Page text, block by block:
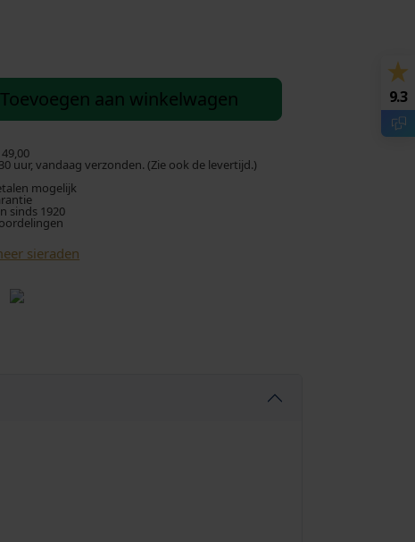
Toevoegen aan winkelwagen
uur, vandaag verzonden. (Zie ook de levertijd.)
mogelijk
sinds 1920
sieraden
9.3